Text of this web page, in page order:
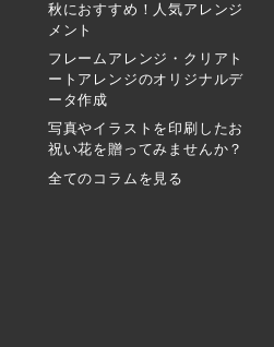
秋におすすめ！人気アレンジ
メント
フレームアレンジ・クリアト
ートアレンジのオリジナルデ
ータ作成
写真やイラストを印刷したお
祝い花を贈ってみませんか？
全てのコラムを見る